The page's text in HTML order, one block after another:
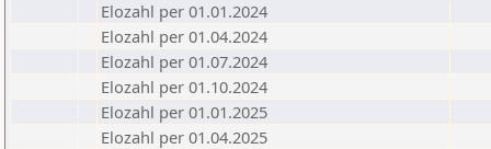
Elozahl per 01.01.2024
Elozahl per 01.04.2024
Elozahl per 01.07.2024
Elozahl per 01.10.2024
Elozahl per 01.01.2025
Elozahl per 01.04.2025